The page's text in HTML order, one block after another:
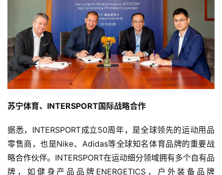
苏宁体育、INTERSPORT国际战略合作
据悉，INTERSPORT成立50周年，是全球领先的运动用品
零售商，也是Nike、Adidas等全球知名体育品牌的重要战
略合作伙伴。INTERSPORT在运动细分领域拥有多个自有品
牌，如健身产品品牌ENERGETICS，户外装备品牌